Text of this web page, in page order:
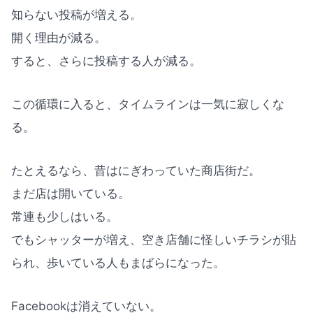
知らない投稿が増える。
開く理由が減る。
すると、さらに投稿する人が減る。
この循環に入ると、タイムラインは一気に寂しくな
る。
たとえるなら、昔はにぎわっていた商店街だ。
まだ店は開いている。
常連も少しはいる。
でもシャッターが増え、空き店舗に怪しいチラシが貼
られ、歩いている人もまばらになった。
Facebookは消えていない。